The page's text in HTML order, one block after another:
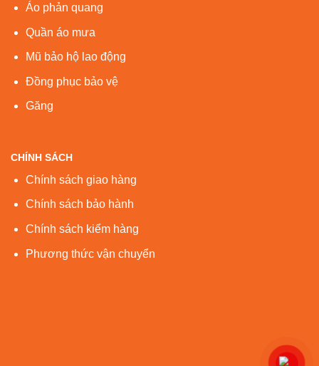
Áo phản quang
Quần áo mưa
Mũ bảo hộ lao động
Đồng phục bảo vệ
Găng
CHÍNH SÁCH
Chính sách giao hàng
Chính sách bảo hành
Chính sách kiểm hàng
Phương thức vận chuyển